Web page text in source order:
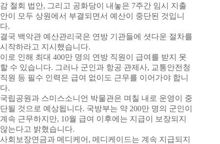
감 철회 법안, 그리고 공화당이 내놓은 7주간 임시 지출
안이 모두 상원에서 부결되면서 예산이 중단된 것입니
다.
결국 백악관 예산관리국은 연방 기관들에 셧다운 절차를
시작하라고 지시했습니다.
이로 인해 최대 400만 명의 연방 직원이 급여를 받지 못
할 수 있습니다. 그러나 군인과 항공 관제사, 교통안전청
직원 등 필수 인력은 급여 없이도 근무를 이어가야 합니
다.
국립공원과 스미스소니언 박물관은 며칠 내로 운영이 중
단될 것으로 예상됩니다. 국방부는 약 200만 명의 군인이
계속 근무하지만, 10월 급여 이후에는 지급이 보장되지
않는다고 밝혔습니다.
사회보장연금과 메디케어, 메디케이드는 계속 지급되지